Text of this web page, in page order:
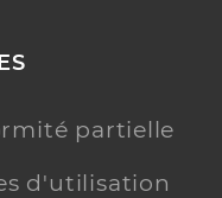
partielle
d'utilisation